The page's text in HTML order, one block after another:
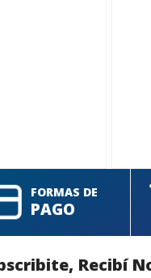
FORMAS DE
PAGO
Recibí